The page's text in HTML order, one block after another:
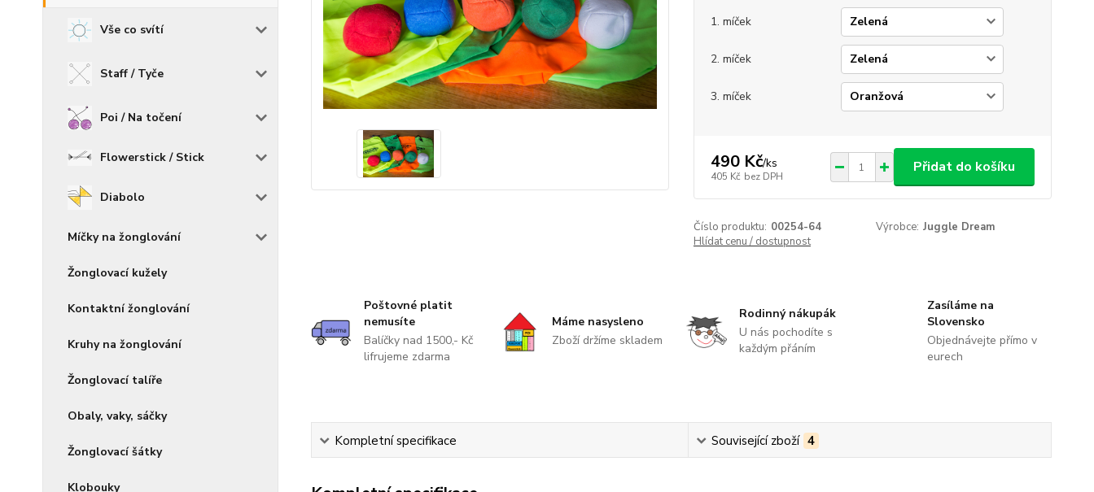
Vše co svítí
Staff / Tyče
Poi / Na točení
Flowerstick / Stick
Diabolo
Míčky na žonglování
Žonglovací kužely
Kontaktní žonglování
Kruhy na žonglování
Žonglovací talíře
Obaly, vaky, sáčky
Žonglovací šátky
Klobouky
1. míček
2. míček
3. míček
490 Kč/ks
405 Kč bez DPH
Přidat do košíku
Číslo produktu: 00254-64 Výrobce: Juggle Dream
Hlídat cenu / dostupnost
Poštovné platit
nemusíte
Balíčky nad 1500,- Kč
lifrujeme zdarma
Máme nasysleno
Zboží držíme skladem
Rodinný nákupák
U nás pochodíte s
každým přáním
Zasíláme na
Slovensko
Objednávejte přímo v
eurech
Kompletní specifikace Související zboží 4